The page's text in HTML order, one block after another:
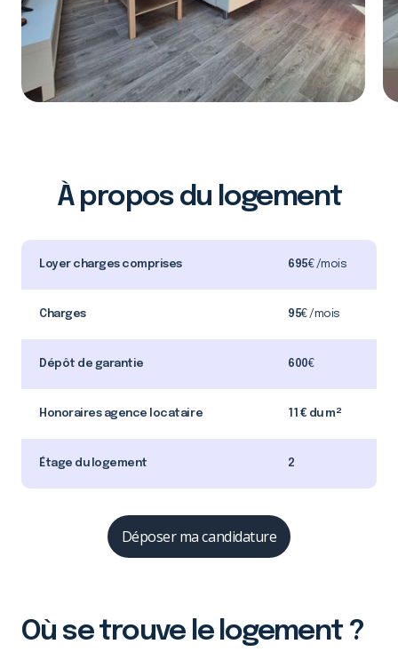
À propos du logement
Loyer charges comprises 695€ /mois
Charges 95€ /mois
Dépôt de garantie 600€
Honoraires agence locataire 11 € du m²
Étage du logement 2
Déposer ma candidature
Où se trouve le logement ?